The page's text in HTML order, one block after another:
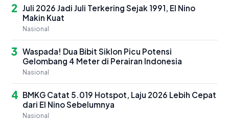
2
Juli 2026 Jadi Juli Terkering Sejak 1991, El Nino
Makin Kuat
Nasional
3 Waspada! Dua Bibit Siklon Picu Potensi
Gelombang 4 Meter di Perairan Indonesia
Nasional
4 BMKG Catat 5.019 Hotspot, Laju 2026 Lebih Cepat
dari El Nino Sebelumnya
Nasional